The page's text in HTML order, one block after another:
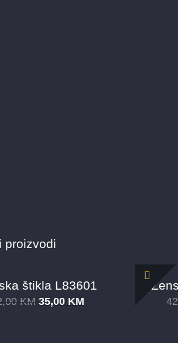
proizvodi
štikla L83601
KM 35,00 KM